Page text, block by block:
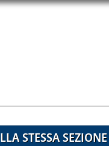
STESSA SEZIONE